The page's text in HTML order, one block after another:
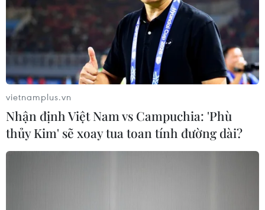
15/05/2019 09:26
Hàn Quốc cho rằng tình trạng thiếu lương thực tại Triều
Tiên vẫn "nghiêm trọng" và Bình Nhưỡng cần viện trợ từ
bên ngoài, bất chấp thông tin gần đây nói rằng giá gạo
tại nước này đã giảm.
vietnamplus.vn
Nhận định Việt Nam vs Campuchia: 'Phù
thủy Kim' sẽ xoay tua toan tính đường dài?